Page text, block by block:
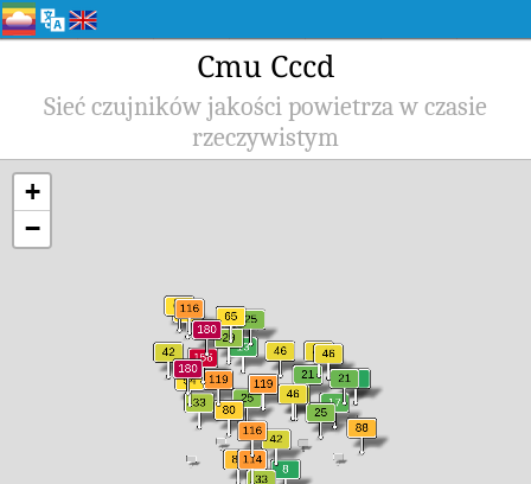
Cmu Cccd
Sieć czujników jakości powietrza w czasie
rzeczywistym
+
−